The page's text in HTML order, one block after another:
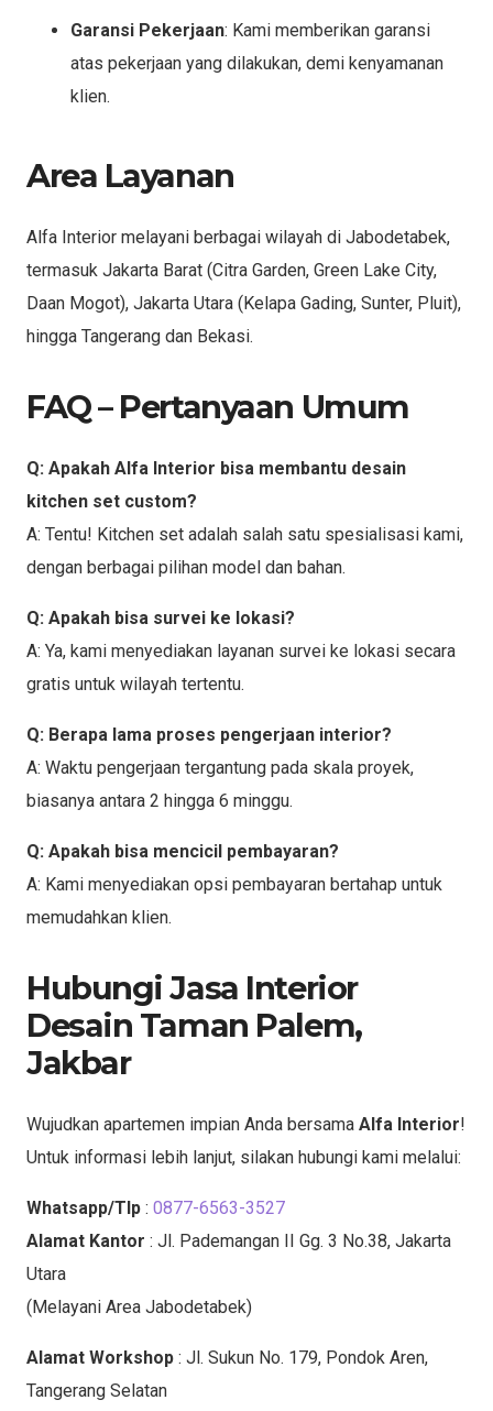
Garansi Pekerjaan: Kami memberikan garansi
atas pekerjaan yang dilakukan, demi kenyamanan
klien.
Area Layanan
Alfa Interior melayani berbagai wilayah di Jabodetabek,
termasuk Jakarta Barat (Citra Garden, Green Lake City,
Daan Mogot), Jakarta Utara (Kelapa Gading, Sunter, Pluit),
hingga Tangerang dan Bekasi.
FAQ – Pertanyaan Umum
Q: Apakah Alfa Interior bisa membantu desain
kitchen set custom?
A: Tentu! Kitchen set adalah salah satu spesialisasi kami,
dengan berbagai pilihan model dan bahan.
Q: Apakah bisa survei ke lokasi?
A: Ya, kami menyediakan layanan survei ke lokasi secara
gratis untuk wilayah tertentu.
Q: Berapa lama proses pengerjaan interior?
A: Waktu pengerjaan tergantung pada skala proyek,
biasanya antara 2 hingga 6 minggu.
Q: Apakah bisa mencicil pembayaran?
A: Kami menyediakan opsi pembayaran bertahap untuk
memudahkan klien.
Hubungi Jasa Interior
Desain Taman Palem,
Jakbar
Wujudkan apartemen impian Anda bersama Alfa Interior!
Untuk informasi lebih lanjut, silakan hubungi kami melalui:
Whatsapp/Tlp : 0877-6563-3527
Alamat Kantor : Jl. Pademangan II Gg. 3 No.38, Jakarta
Utara
(Melayani Area Jabodetabek)
Alamat Workshop : Jl. Sukun No. 179, Pondok Aren,
Tangerang Selatan